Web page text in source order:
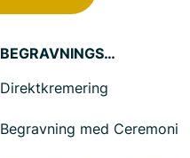
BEGRAVNINGSTJÄNSTER
Direktkremering
Begravning med Ceremoni